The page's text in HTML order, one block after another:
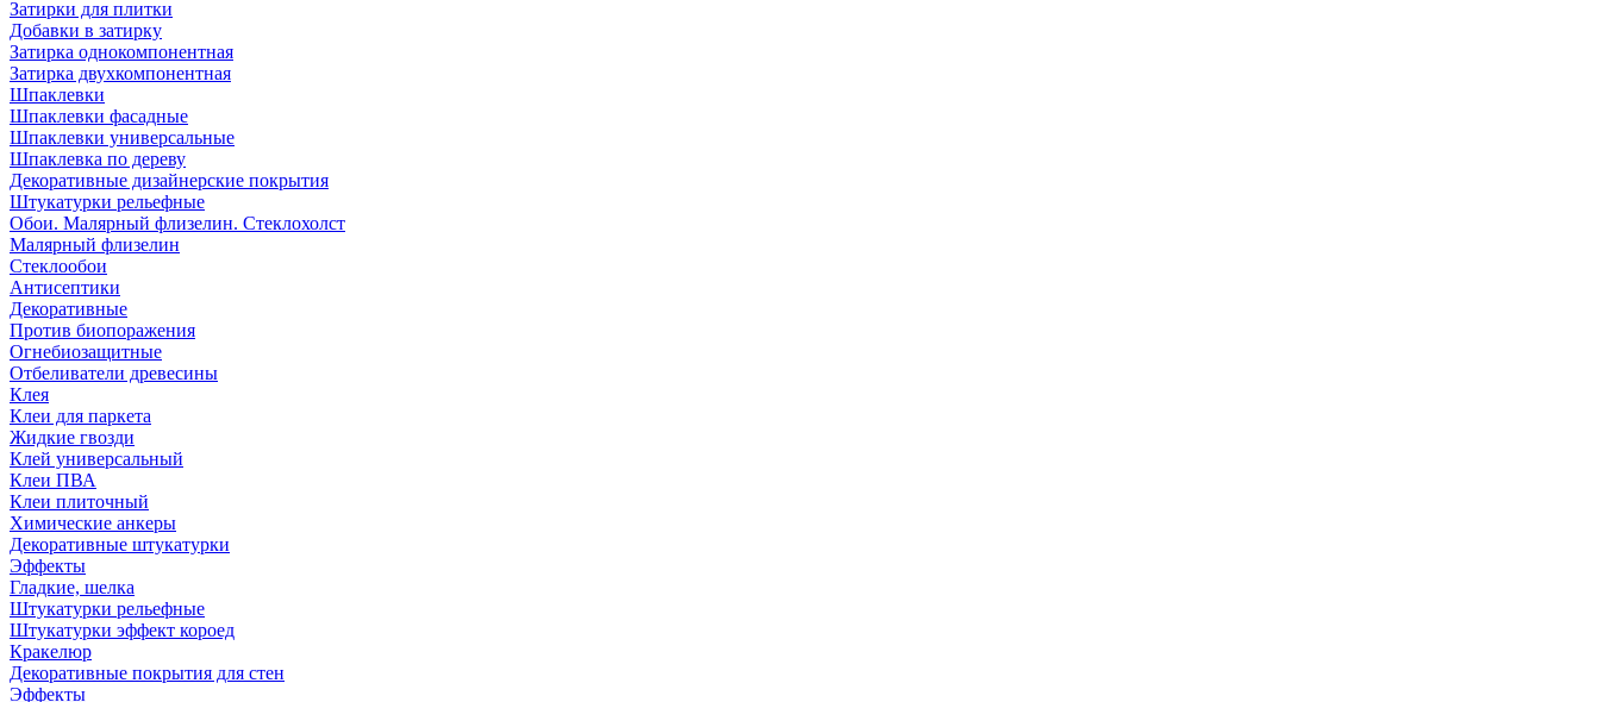
Затирки для плитки
Добавки в затирку
Затирка однокомпонентная
Затирка двухкомпонентная
Шпаклевки
Шпаклевки фасадные
Шпаклевки универсальные
Шпаклевка по дереву
Декоративные дизайнерские покрытия
Штукатурки рельефные
Обои. Малярный флизелин. Стеклохолст
Малярный флизелин
Стеклообои
Антисептики
Декоративные
Против биопоражения
Огнебиозащитные
Отбеливатели древесины
Клея
Клеи для паркета
Жидкие гвозди
Клей универсальный
Клеи ПВА
Клеи плиточный
Химические анкеры
Декоративные штукатурки
Эффекты
Гладкие, шелка
Штукатурки рельефные
Штукатурки эффект короед
Кракелюр
Декоративные покрытия для стен
Эффекты